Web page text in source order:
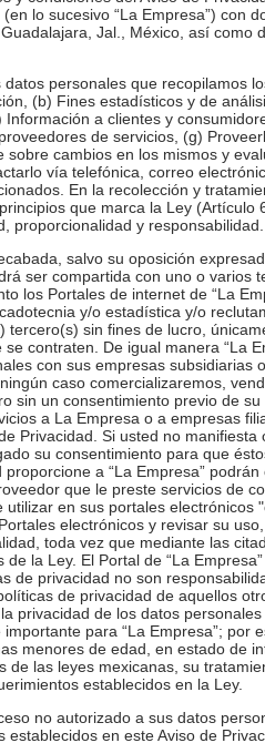
lo sucesivo “La Empresa”) con
Jal., México, así como
datos personales que recopilamos
(b) Fines estadísticos y de
a clientes y
de servicios, (g)
cambios en los mismos y
vía telefónica, correo
En la recolección y
que marca la Ley (Artículo
proporcionalidad y responsabilidad.
salvo su oposición
ser compartida con uno o varios
los Portales de internet de “La
y/o estadística y/o
sin fines de lucro,
contraten. De igual manera “La
con sus empresas subsidiarias
caso comercializaremos,
sin un consentimiento previo de
a La Empresa o a empresas
Privacidad. Si usted no
su consentimiento para que
a “La Empresa”
que le preste servicios de
utilizar en sus portales electrónicos
electrónicos y revisar su
toda vez que mediante las
la Ley. El Portal de “La
de privacidad no son
de privacidad de aquellos
privacidad de los datos
para “La Empresa”; por
menores de edad, en estado de
de las leyes mexicanas, su
establecidos en la Ley.
no autorizado a sus datos
en este Aviso de